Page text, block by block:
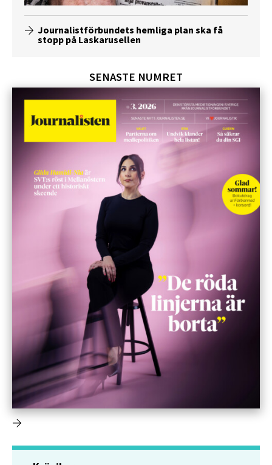
Journalistförbundets hemliga plan ska få
stopp på Laskarusellen
SENASTE NUMRET